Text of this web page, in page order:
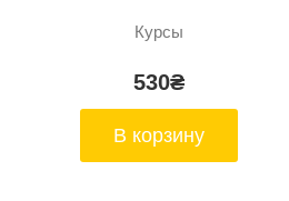
Курсы
530₴
В корзину